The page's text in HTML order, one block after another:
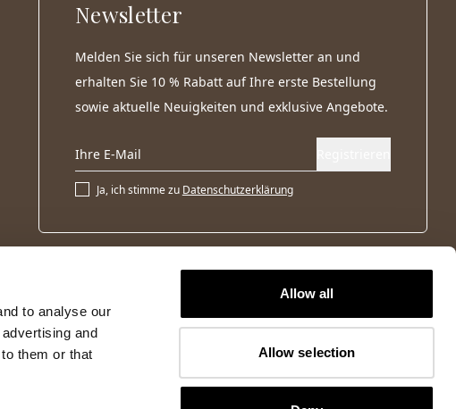
to analyse our
and
them or that
Allow all
Allow selection
Newsletter
Melden Sie sich für unseren Newsletter an und
erhalten Sie 10 % Rabatt auf Ihre erste Bestellung
sowie aktuelle Neuigkeiten und exklusive Angebote.
Ja, ich stimme zu Datenschutzerklärung